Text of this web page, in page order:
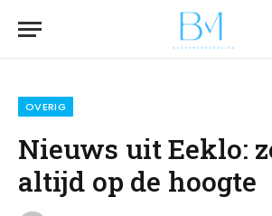
OVERIG
Nieuws uit Eeklo:
altijd op de hoogte